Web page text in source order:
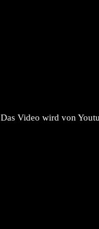
Das Video wird von